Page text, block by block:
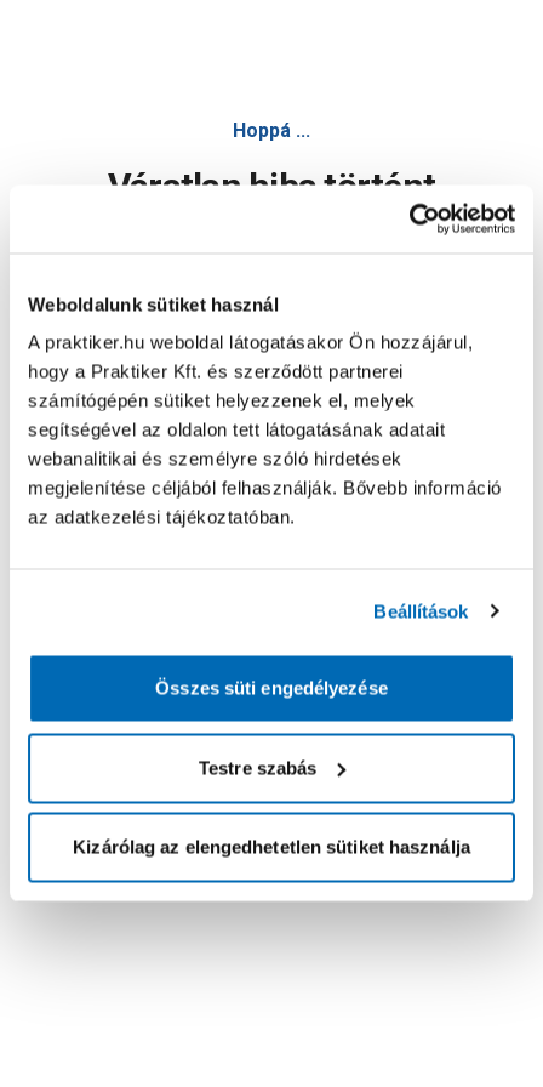
Weboldalunk sütiket használ
A praktiker.hu weboldal látogatásakor Ön hozzájárul,
hogy a Praktiker Kft. és szerződött partnerei
számítógépén sütiket helyezzenek el, melyek
segítségével az oldalon tett látogatásának adatait
webanalitikai és személyre szóló hirdetések
megjelenítése céljából felhasználják. Bővebb információ
az adatkezelési tájékoztatóban.
Beállítások
Összes süti engedélyezése
Testre szabás
Kizárólag az elengedhetetlen sütiket használja
Hoppá ...
Váratlan hiba történt
Oldal újratöltése